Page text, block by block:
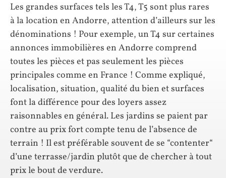
Les grandes surfaces tels les T4, T5 sont plus rares
à la location en Andorre, attention d’ailleurs sur les
dénominations ! Pour exemple, un T4 sur certaines
annonces immobilières en Andorre comprend
toutes les pièces et pas seulement les pièces
principales comme en France ! Comme expliqué,
localisation, situation, qualité du bien et surfaces
font la différence pour des loyers assez
raisonnables en général. Les jardins se paient par
contre au prix fort compte tenu de l’absence de
terrain ! Il est préférable souvent de se “contenter“
d’une terrasse/jardin plutôt que de chercher à tout
prix le bout de verdure.